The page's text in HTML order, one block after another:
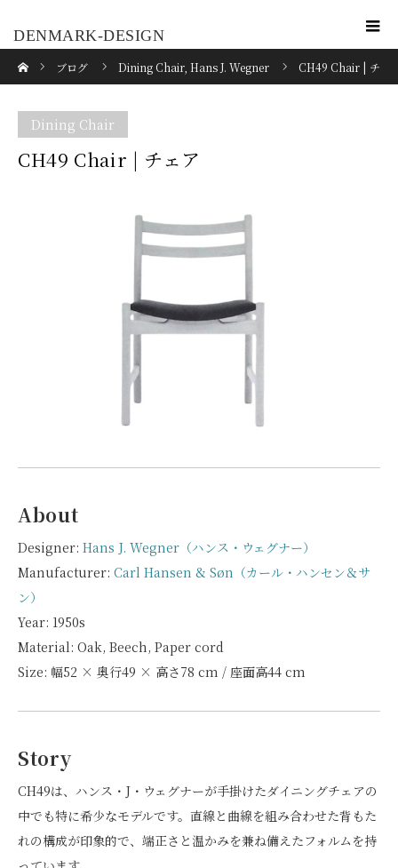
DENMARK-DESIGN
ブログ Dining Chair, Hans J. Wegner CH49 Chair | チ
Dining Chair
CH49 Chair | チェア
About
Designer: Hans J. Wegner（ハンス・ウェグナー）
Manufacturer: Carl Hansen & Søn（カール・ハンセン＆サ
ン）
Year: 1950s
Material: Oak, Beech, Paper cord
Size: 幅52 × 奥行49 × 高さ78 cm / 座面高44 cm
Story
CH49は、ハンス・J・ウェグナーが手掛けたダイニングチェアの
中でも特に希少なモデルです。直線と曲線を組み合わせた背もた
れの構成が印象的で、端正さと温かみを兼ね備えたフォルムを持